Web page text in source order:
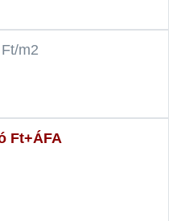
m2
Ft+ÁFA